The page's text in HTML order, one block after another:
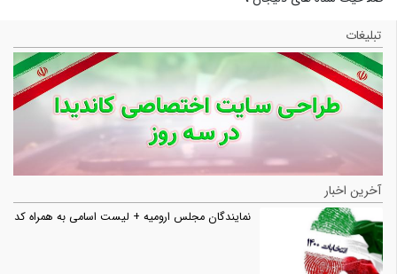
تبلیغات
آخرین اخبار
نمایندگان مجلس ارومیه + لیست اسامی به همراه کد